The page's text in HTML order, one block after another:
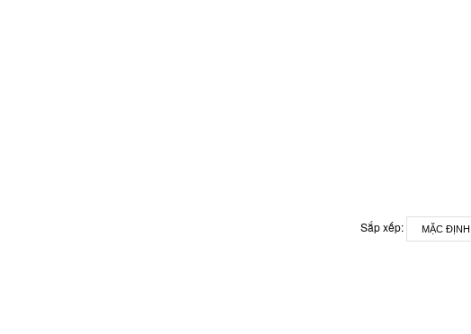
Sắp xếp: